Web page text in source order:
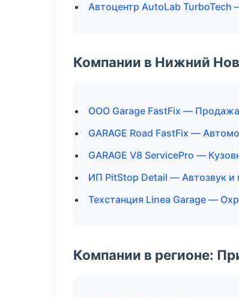
Автоцентр AutoLab TurboTech
Компании в Нижний
ООО Garage FastFix — Продажа
GARAGE Road FastFix —
GARAGE V8 ServicePro —
ИП PitStop Detail — Автозвук и
Техстанция Linea Garage —
Компании в регионе: